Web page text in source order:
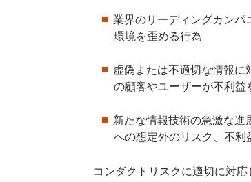
業界のリーディングカンパ
環境を歪める行為
虚偽または不適切な情報
の顧客やユーザーが不利
新たな情報技術の急激な
への想定外のリスク、不利
コンダクトリスクに適切に対